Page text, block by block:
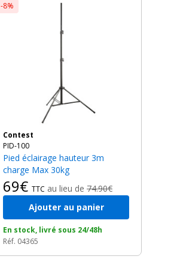
-8%
Contest
PID-100
Pied éclairage hauteur 3m
charge Max 30kg
69€ TTC au lieu de 74.90€
Ajouter au panier
En stock, livré sous 24/48h
Réf. 04365